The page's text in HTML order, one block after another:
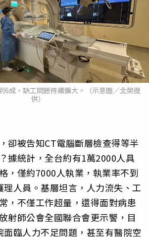
6成，缺工問題持續擴大。（示意圖／北榮提
供）
卻被告知CT電腦斷層檢查得等半
據統計，全台約有1萬2000人具
，僅約7000人執業，執業率不到
理人員。基層坦言，人力流失、工
，不僅工作超量，還得面對病患
射師公會全國聯合會更示警，目
面臨人力不足問題，甚至有醫院空